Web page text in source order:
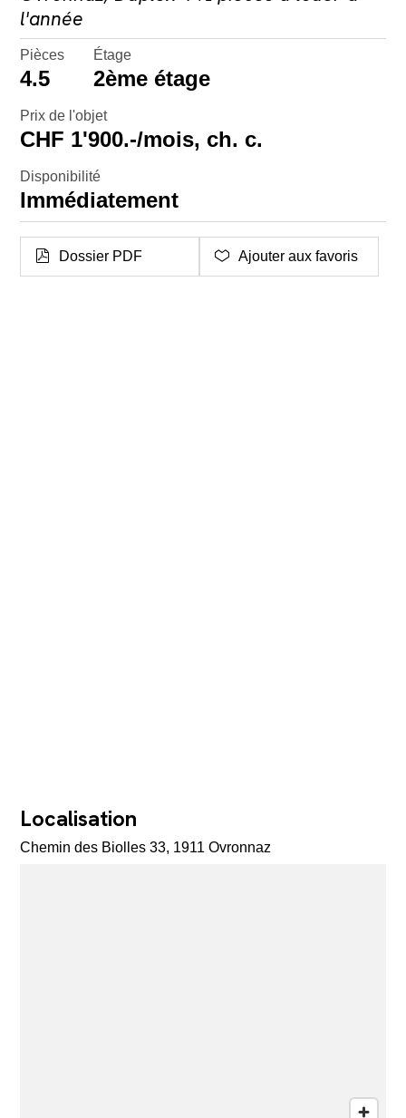
l'année
Pièces
4.5
Étage
2ème étage
Prix de l'objet
CHF 1'900.-/mois, ch. c.
Disponibilité
Immédiatement
Dossier PDF Ajouter aux favoris
Localisation
Chemin des Biolles 33, 1911 Ovronnaz